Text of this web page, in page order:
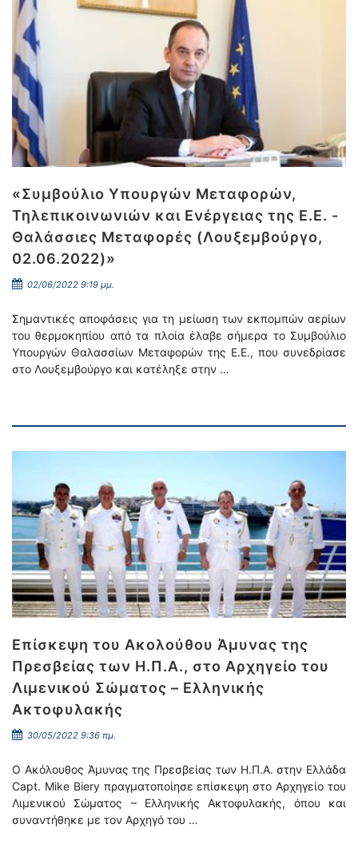
«Συμβούλιο Υπουργών Μεταφορών,
Τηλεπικοινωνιών και Ενέργειας της Ε.Ε. -
Θαλάσσιες Μεταφορές (Λουξεμβούργο,
02.06.2022)»
02/06/2022 9:19 μμ.
Σημαντικές αποφάσεις για τη μείωση των εκπομπών αερίων
του θερμοκηπίου από τα πλοία έλαβε σήμερα το Συμβούλιο
Υπουργών Θαλασσίων Μεταφορών της Ε.Ε., που συνεδρίασε
στο Λουξεμβούργο και κατέληξε στην …
Επίσκεψη του Ακολούθου Άμυνας της
Πρεσβείας των Η.Π.Α., στο Αρχηγείο του
Λιμενικού Σώματος – Ελληνικής
Ακτοφυλακής
30/05/2022 9:36 πμ.
Ο Ακόλουθος Άμυνας της Πρεσβείας των Η.Π.Α. στην Ελλάδα
Capt. Mike Biery πραγματοποίησε επίσκεψη στο Αρχηγείο του
Λιμενικού Σώματος – Ελληνικής Ακτοφυλακής, όπου και
συναντήθηκε με τον Αρχηγό του …